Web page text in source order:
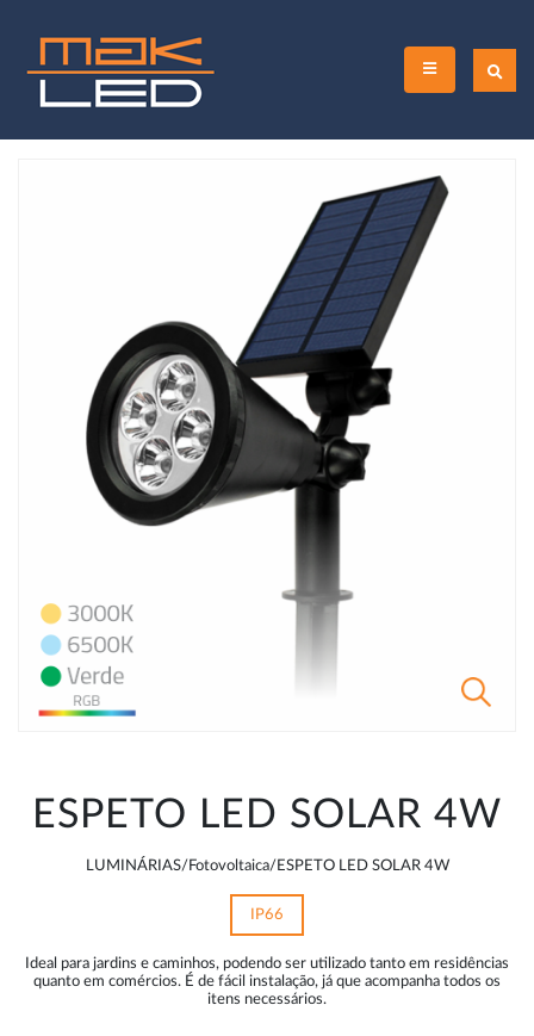
ESPETO LED SOLAR 4W
LUMINÁRIAS/Fotovoltaica/ESPETO LED SOLAR 4W
IP66
Ideal para jardins e caminhos, podendo ser utilizado tanto em residências
quanto em comércios. É de fácil instalação, já que acompanha todos os
itens necessários.